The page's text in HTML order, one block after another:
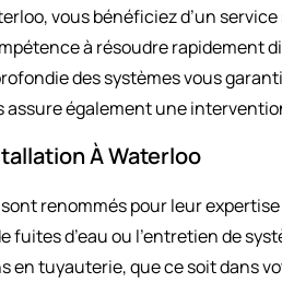
vous bénéficiez d’un
à résoudre rapidement
des systèmes vous
également une
À Waterloo
renommés pour leur
d’eau ou l’entretien de
en tuyauterie, que ce soit dans